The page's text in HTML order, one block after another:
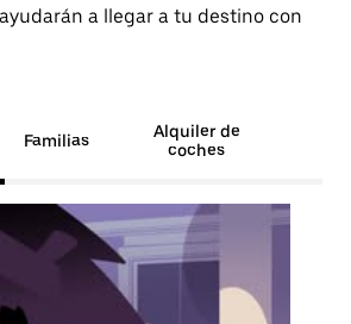
a llegar a tu destino con
Familias
Alquiler de
coches